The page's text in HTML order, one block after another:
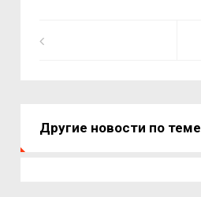
Другие новости по теме